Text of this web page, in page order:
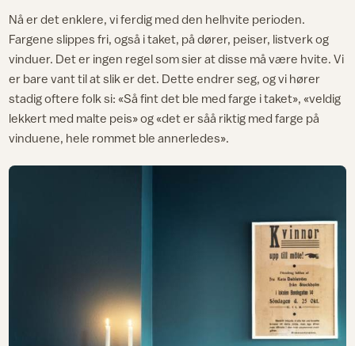
Nå er det enklere, vi ferdig med den helhvite perioden.
Fargene slippes fri, også i taket, på dører, peiser, listverk og
vinduer. Det er ingen regel som sier at disse må være hvite. Vi
er bare vant til at slik er det. Dette endrer seg, og vi hører
stadig oftere folk si: «Så fint det ble med farge i taket», «veldig
lekkert med malte peis» og «det er såå riktig med farge på
vinduene, hele rommet ble annerledes».